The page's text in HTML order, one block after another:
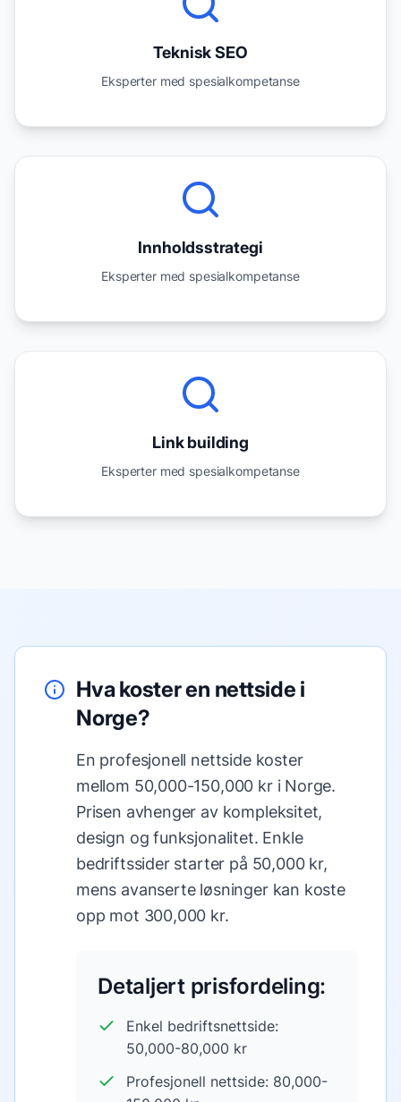
Teknisk SEO
Eksperter med spesialkompetanse
Innholdsstrategi
Eksperter med spesialkompetanse
Link building
Eksperter med spesialkompetanse
Hva koster en nettside i
Norge?
En profesjonell nettside koster
mellom 50,000-150,000 kr i Norge.
Prisen avhenger av kompleksitet,
design og funksjonalitet. Enkle
bedriftssider starter på 50,000 kr,
mens avanserte løsninger kan koste
opp mot 300,000 kr.
Detaljert prisfordeling:
Enkel bedriftsnettside:
50,000-80,000 kr
Profesjonell nettside: 80,000-